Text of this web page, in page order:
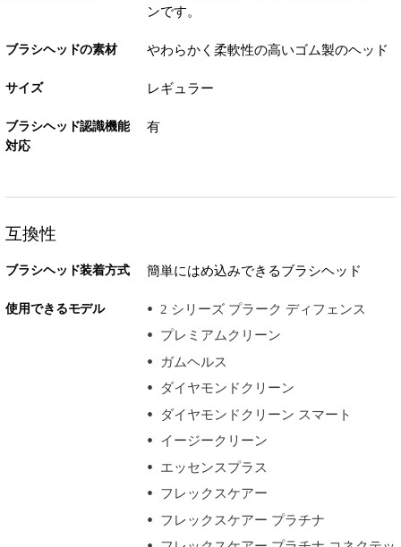
ンです。
ブラシヘッドの素材 やわらかく柔軟性の高いゴム製のヘッド
サイズ レギュラー
ブラシヘッド認識機能
対応
有
互換性
ブラシヘッド装着方式 簡単にはめ込みできるブラシヘッド
使用できるモデル
2 シリーズ プラーク ディフェンス
プレミアムクリーン
ガムヘルス
ダイヤモンドクリーン
ダイヤモンドクリーン スマート
イージークリーン
エッセンスプラス
フレックスケアー
フレックスケアー プラチナ